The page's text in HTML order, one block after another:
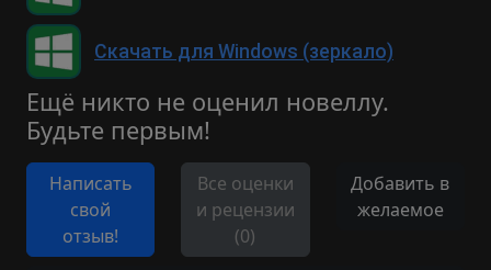
Скачать для Windows (зеркало)
Ещё никто не оценил новеллу.
Будьте первым!
Написать
свой
отзыв!
Все оценки
и рецензии
(0)
Добавить в
желаемое